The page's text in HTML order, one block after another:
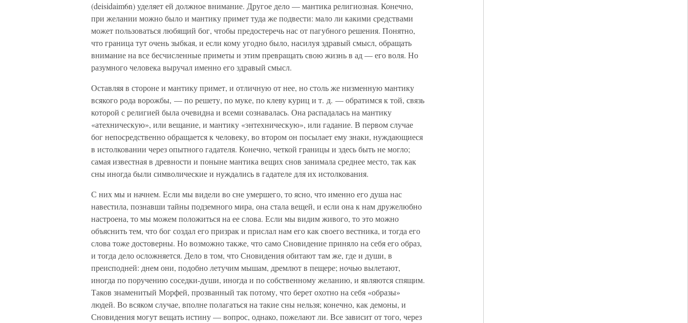
(deisidaim6n) уделяет ей должное внимание. Другое дело — мантика религиозная. Конечно,
при желании можно было и мантику примет туда же подвести: мало ли какими средствами
может пользоваться любящий бог, чтобы предостеречь нас от пагубного решения. Понятно,
что граница тут очень зыбкая, и если кому угодно было, насилуя здравый смысл, обращать
внимание на все бесчисленные приметы и этим превращать свою жизнь в ад — его воля. Но
разумного человека выручал именно его здравый смысл.
Оставляя в стороне и мантику примет, и отличную от нее, но столь же низменную мантику
всякого рода ворожбы, — по решету, по муке, по клеву куриц и т. д. — обратимся к той, связь
которой с религией была очевидна и всеми сознавалась. Она распадалась на мантику
«атехническую», или вещание, и мантику «энтехническую», или гадание. В первом случае
бог непосредственно обращается к человеку, во втором он посылает ему знаки, нуждающиеся
в истолковании через опытного гадателя. Конечно, четкой границы и здесь быть не могло;
самая известная в древности и поныне мантика вещих снов занимала среднее место, так как
сны иногда были символические и нуждались в гадателе для их истолкования.
С них мы и начнем. Если мы видели во сне умершего, то ясно, что именно его душа нас
навестила, познавши тайны подземного мира, она стала вещей, и если она к нам дружелюбно
настроена, то мы можем положиться на ее слова. Если мы видим живого, то это можно
объяснить тем, что бог создал его призрак и прислал нам его как своего вестника, и тогда его
слова тоже достоверны. Но возможно также, что само Сновидение приняло на себя его образ,
и тогда дело осложняется. Дело в том, что Сновидения обитают там же, где и души, в
преисподней: днем они, подобно летучим мышам, дремлют в пещере; ночью вылетают,
иногда по поручению соседки-души, иногда и по собственному желанию, и являются спящим.
Таков знаменитый Морфей, прозванный так потому, что берет охотно на себя «образы»
людей. Во всяком случае, вполне полагаться на такие сны нельзя; конечно, как демоны, и
Сновидения могут вещать истину — вопрос, однако, пожелают ли. Все зависит от того, через